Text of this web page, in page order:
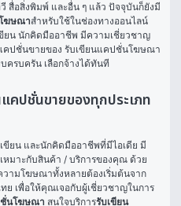
สื่อสิ่งพิมพ์ และอื่น ๆ แล้ว ปัจจุบันก็ยังมี
ฆษณาสำหรับใช้ในช่องทางออนไลน์
ยน นักคิดมืออาชีพ มีความเชี่ยวชาญ
คปชั่นขายของ รับเขียนแคปชั่นโฆษณา
ครบครัน เลือกจ้างได้ทันที
คปชั่นขายของทุกประเภท
ขียน และนักคิดมืออาชีพที่มีไอเดีย มี
หมาะกับสินค้า / บริการของคุณ ด้วย
ามโฆษณาทั้งหลายต้องเริ่มต้นจาก
ย เพื่อให้คุณเจอกับผู้เชี่ยวชาญในการ
นโฆษณา สนใจบริการรับเขียน